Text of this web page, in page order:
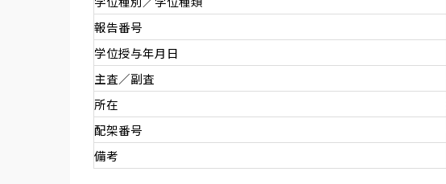
報告番号
学位授与年月日
主査／副査
所在
配架番号
備考